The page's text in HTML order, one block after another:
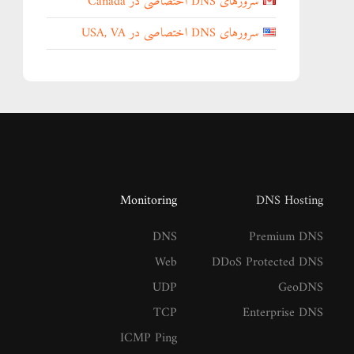
سرورهای DNS اختصاصی در USA, VA
DNS Hosting
Premium DNS
DDoS Protected DNS
GeoDNS
Enterprise DNS
Monitoring
DNS
Web
UDP
TCP
ICMP Ping